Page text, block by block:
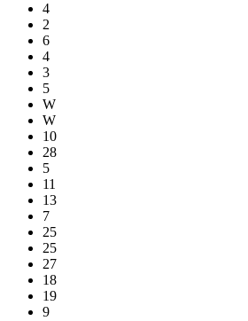
4
2
6
4
3
5
W
W
10
28
5
11
13
7
25
25
27
18
19
9